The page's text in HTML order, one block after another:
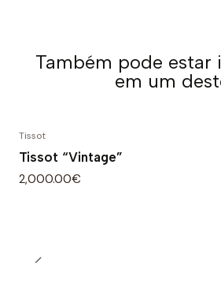
Também pode estar
em um
Tissot
Tissot “Vintage”
2,000.00€